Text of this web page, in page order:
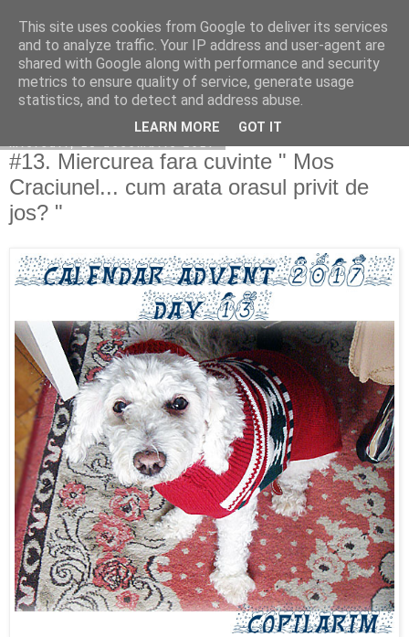
Copilarim
#13. Miercurea fara cuvinte " Mos
Craciunel... cum arata orasul privit de
jos? "
This site uses cookies from Google to deliver its services
and to analyze traffic. Your IP address and user-agent are
shared with Google along with performance and security
metrics to ensure quality of service, generate usage
statistics, and to detect and address abuse.
LEARN MORE GOT IT